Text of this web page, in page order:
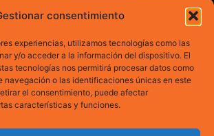
consentimiento
experiencias, utilizamos tecnologías como las
y/o acceder a la información del dispositivo. El
tecnologías nos permitirá procesar datos como
navegación o las identificaciones únicas en este
el consentimiento, puede afectar
características y funciones.